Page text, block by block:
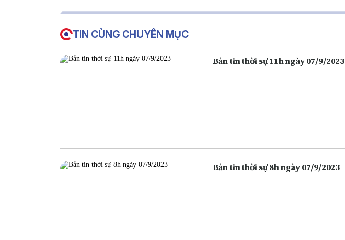
TIN CÙNG CHUYÊN MỤC
Bản tin thời sự 11h ngày 07/9/2023
Bản tin thời sự 8h ngày 07/9/2023